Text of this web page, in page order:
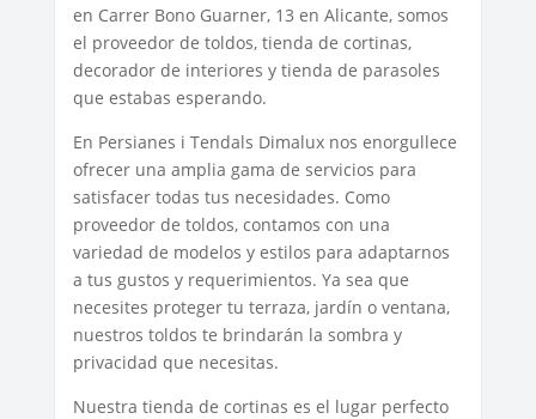
en Carrer Bono Guarner, 13 en Alicante, somos
el proveedor de toldos, tienda de cortinas,
decorador de interiores y tienda de parasoles
que estabas esperando.
En Persianes i Tendals Dimalux nos enorgullece
ofrecer una amplia gama de servicios para
satisfacer todas tus necesidades. Como
proveedor de toldos, contamos con una
variedad de modelos y estilos para adaptarnos
a tus gustos y requerimientos. Ya sea que
necesites proteger tu terraza, jardín o ventana,
nuestros toldos te brindarán la sombra y
privacidad que necesitas.
Nuestra tienda de cortinas es el lugar perfecto